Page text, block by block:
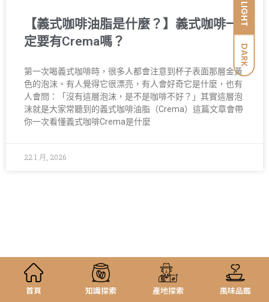
LIGHT
DARK
【義式咖啡油脂是什麼？】義式咖啡一
定要有Crema嗎？
第一次喝義式咖啡時，很多人都會注意到杯子表面那層金黃
色的泡沫。有人覺得它很漂亮，有人會好奇它是什麼，也有
人會問：「沒有這層泡沫，是不是咖啡不好？」其實這層泡
沫就是大家常聽到的義式咖啡油脂（Crema）這篇文章會帶
你一次看懂義式咖啡Crema是什麼
22 1 月, 2026
首頁 知識探索 產地探索 風味品鑑